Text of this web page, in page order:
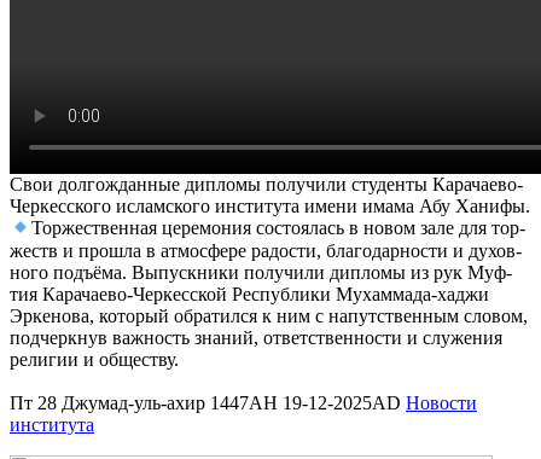
Свои дол­го­ждан­ные дипло­мы полу­чи­ли сту­ден­ты Кара­чае­во-
Чер­кес­ско­го ислам­ско­го инсти­ту­та име­ни има­ма Абу Хани­фы.
Тор­же­ствен­ная цере­мо­ния состо­я­лась в новом зале для тор­
жеств и про­шла в атмо­сфе­ре радо­сти, бла­го­дар­но­сти и духов­
но­го подъ­ёма. Выпуск­ни­ки полу­чи­ли дипло­мы из рук Муф­
тия Кара­чае­во-Чер­кес­ской Рес­пуб­ли­ки Мухам­ма­да-хаджи
Эрке­но­ва, кото­рый обра­тил­ся к ним с напут­ствен­ным сло­вом,
под­черк­нув важ­ность зна­ний, ответ­ствен­но­сти и слу­же­ния
рели­гии и обще­ству.
Пт 28 Джумад-уль-ахир 1447AH 19-12-2025AD Новости
института